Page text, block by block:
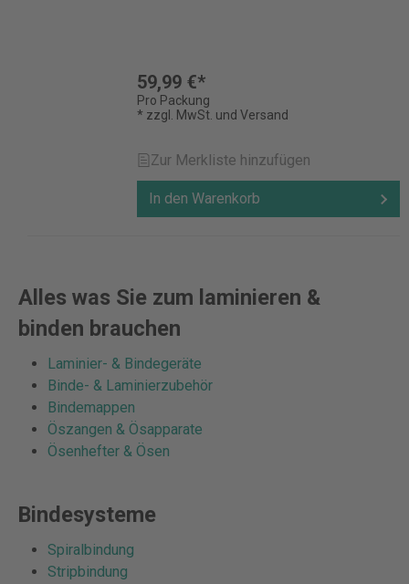
59,99 €*
Pro Packung
* zzgl. MwSt. und Versand
Zur Merkliste hinzufügen
In den Warenkorb
Alles was Sie zum laminieren &
binden brauchen
Laminier- & Bindegeräte
Binde- & Laminierzubehör
Bindemappen
Öszangen & Ösapparate
Ösenhefter & Ösen
Bindesysteme
Spiralbindung
Stripbindung